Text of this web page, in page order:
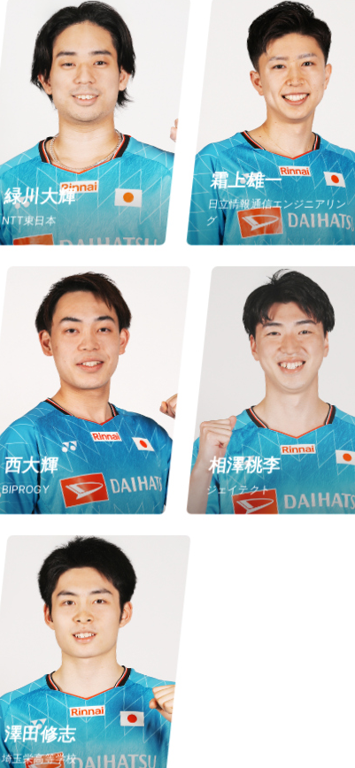
緑川大輝
NTT東日本
霜上雄一
日立情報通信エンジニアリン
グ
西大輝
BIPROGY
相澤桃李
ジェイテクト
澤田修志
埼玉栄高等学校